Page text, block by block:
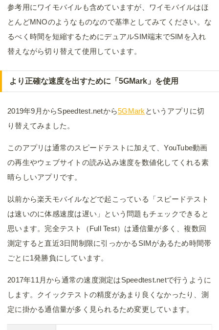
参考用にワイモバイルも含めていますが、ワイモバイルはほ
とんどMNOのようなものなので基準としてみてください。な
るべく時間を短縮するためにデュアルSIM端末でSIMを入れ
替えながら切り替えて使用しています。
より正確な速度を出すために「5GMark」を使用
2019年9月からSpeedtest.netから5GMark というアプリに切
り替えてみました。
このアプリは通常のスピードテストに加えて、YouTube動画
の再生やウェブサイトの読み込み速度を数値化してくれる素
晴らしいアプリです。
以前から楽天モバイルなどで起こっている「スピードテスト
は速いのに体感速度は遅い」という問題もチェックできると
思います。完全テスト（Full Test）は通信量が多く、複数回
測定すると直近3日間制限に引っかかるSIMがあるため時間帯
ごとに1発勝負にしています。
2017年11月から通常の速度測定はSpeedtest.netで行うように
します。クイックテストの精度があまり良くなかったり、測
定に掛かる通信量が多く見られるため変更しています。